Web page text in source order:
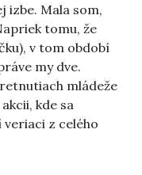
izbe. Mala som,
tomu, že
v tom období
my dve.
mládeže
kde sa
z celého